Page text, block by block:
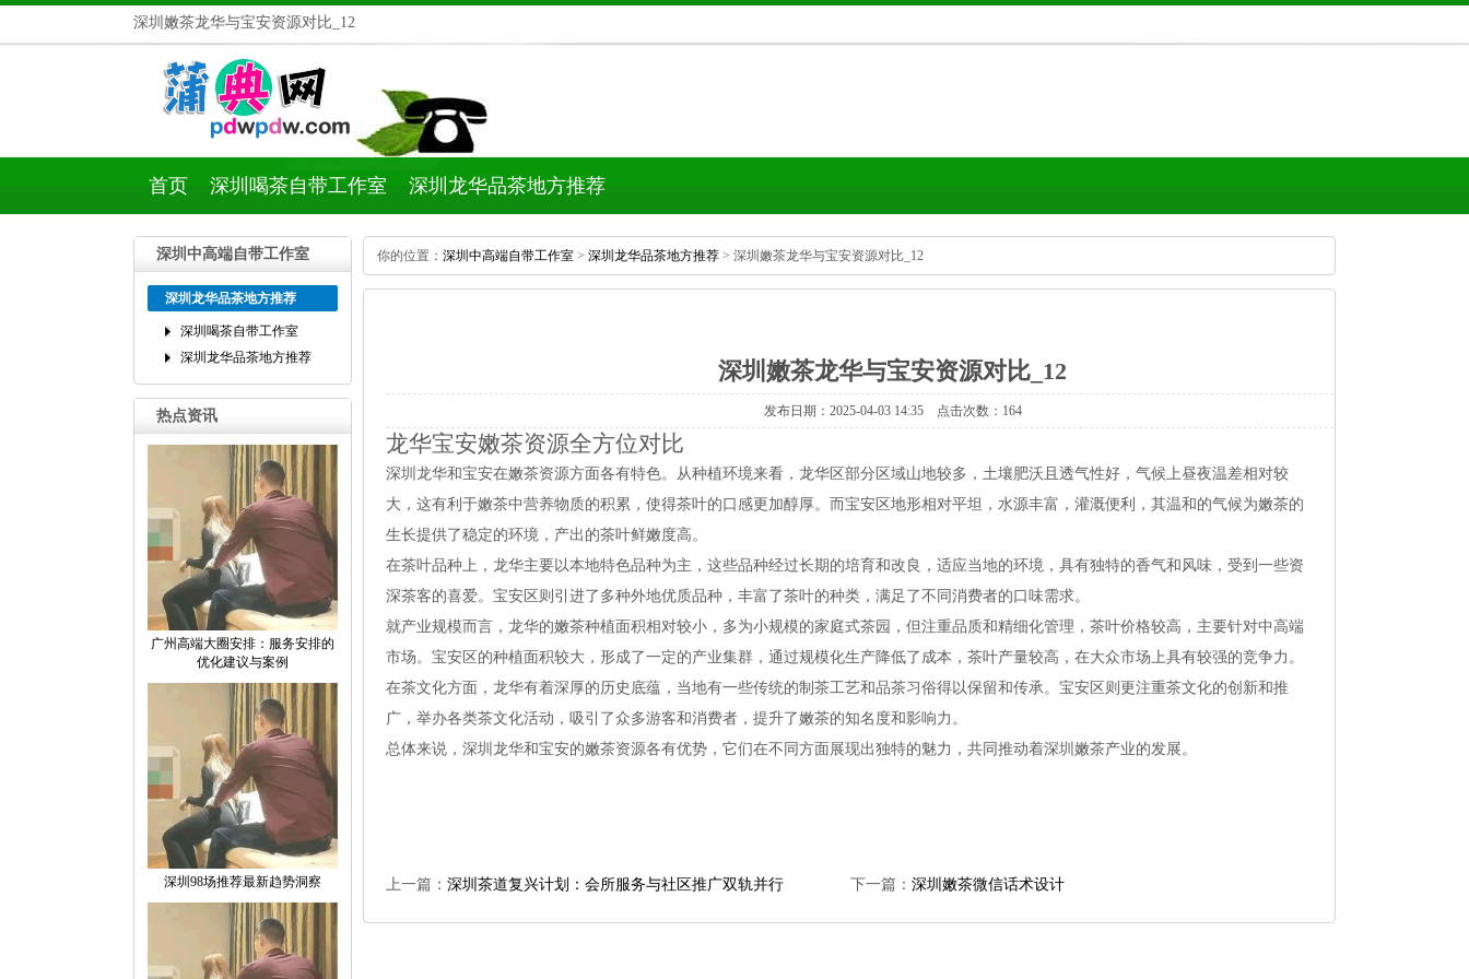
深圳嫩茶龙华与宝安资源对比_12
首页 深圳喝茶自带工作室 深圳龙华品茶地方推荐
深圳中高端自带工作室
深圳龙华品茶地方推荐
深圳喝茶自带工作室
深圳龙华品茶地方推荐
热点资讯
‌广州高端大圈安排‌：服务安排的
优化建议与案例
深圳98场推荐最新趋势洞察
你的位置： 深圳中高端自带工作室 > 深圳龙华品茶地方推荐 >深圳嫩茶龙华与宝安资源对比_12
深圳嫩茶龙华与宝安资源对比_12
发布日期：2025-04-0314:35点击次数：164
龙华宝安嫩茶资源全方位对比
深圳龙华和宝安在嫩茶资源方面各有特色。从种植环境来看，龙华区部分区域山地较多，土壤肥沃且透气性好，气候上昼夜温差相对较
大，这有利于嫩茶中营养物质的积累，使得茶叶的口感更加醇厚。而宝安区地形相对平坦，水源丰富，灌溉便利，其温和的气候为嫩茶的
生长提供了稳定的环境，产出的茶叶鲜嫩度高。
在茶叶品种上，龙华主要以本地特色品种为主，这些品种经过长期的培育和改良，适应当地的环境，具有独特的香气和风味，受到一些资
深茶客的喜爱。宝安区则引进了多种外地优质品种，丰富了茶叶的种类，满足了不同消费者的口味需求。
就产业规模而言，龙华的嫩茶种植面积相对较小，多为小规模的家庭式茶园，但注重品质和精细化管理，茶叶价格较高，主要针对中高端
市场。宝安区的种植面积较大，形成了一定的产业集群，通过规模化生产降低了成本，茶叶产量较高，在大众市场上具有较强的竞争力。
在茶文化方面，龙华有着深厚的历史底蕴，当地有一些传统的制茶工艺和品茶习俗得以保留和传承。宝安区则更注重茶文化的创新和推
广，举办各类茶文化活动，吸引了众多游客和消费者，提升了嫩茶的知名度和影响力。
总体来说，深圳龙华和宝安的嫩茶资源各有优势，它们在不同方面展现出独特的魅力，共同推动着深圳嫩茶产业的发展。
上一篇： 深圳茶道复兴计划：会所服务与社区推广双轨并行 下一篇： 深圳嫩茶微信话术设计